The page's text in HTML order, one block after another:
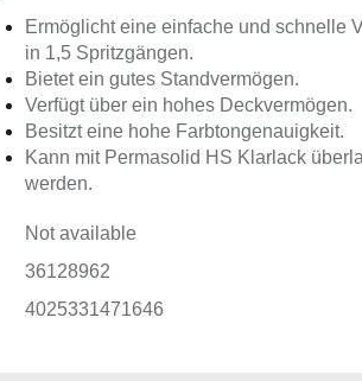
Ermöglicht eine einfache und schnelle
in 1,5 Spritzgängen.
Bietet ein gutes Standvermögen.
Verfügt über ein hohes Deckvermögen.
Besitzt eine hohe Farbtongenauigkeit.
Kann mit Permasolid HS Klarlack
werden.
Not available
36128962
4025331471646